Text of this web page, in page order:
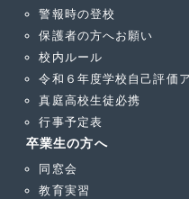
警報時の登校
保護者の方へお願い
校内ルール
令和６年度学校自己評価
真庭高校生徒必携
行事予定表
卒業生の方へ
同窓会
教育実習